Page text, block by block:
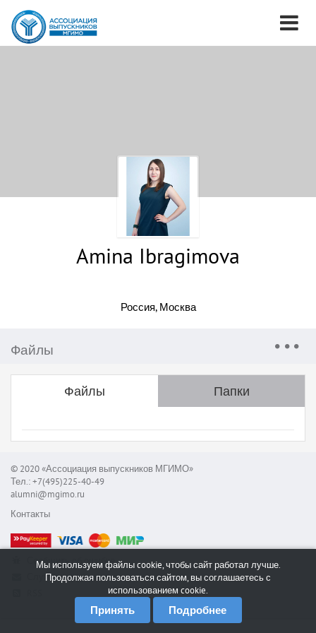
Amina Ibragimova
Россия, Москва
Файлы
Файлы Папки
© 2020 «Ассоциация выпускников МГИМО»
Тел.: +7(495)225-40-49
alumni@mgimo.ru
Контакты
Сообщить об ошибке
Служба поддержки
Мы используем файлы cookie, чтобы сайт работал лучше.
Продолжая пользоваться сайтом, вы соглашаетесь с
использованием cookie.
Принять Подробнее